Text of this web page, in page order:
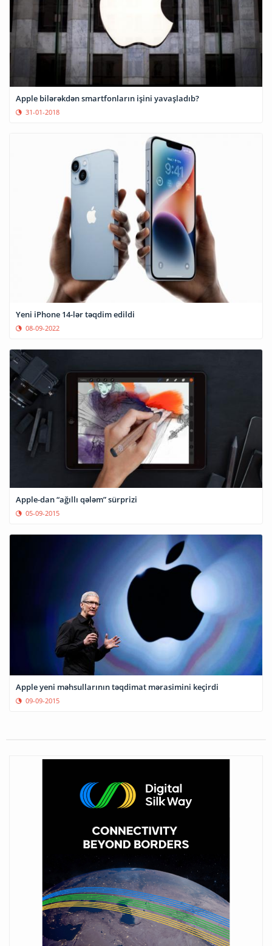
Apple bilərəkdən smartfonların işini yavaşladıb?
31-01-2018
Yeni iPhone 14-lər təqdim edildi
08-09-2022
Apple-dan “ağıllı qələm” sürprizi
05-09-2015
Apple yeni məhsullarının təqdimat mərasimini keçirdi
09-09-2015